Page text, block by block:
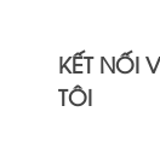
KẾT NỐI
TÔI